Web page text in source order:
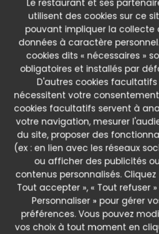
Le restaurant et ses
utilisent des cookies sur ce
pouvant impliquer la collecte
données à caractère
cookies dits « nécessaires »
obligatoires et installés par
D'autres cookies facultatifs
nécessitent votre
cookies facultatifs servent à
votre navigation, mesurer
du site, proposer des
(ex : en lien avec les réseaux
ou afficher des publicités
contenus personnalisés. Cliquez
Tout accepter », « Tout refuser »
Personnaliser » pour gérer
préférences. Vous pouvez
vos choix à tout moment en
de nos clients
- Couverts 2
: 5 /5 Cuisine: 5 /5 Qualité / Prix:
excellente soirée, nous